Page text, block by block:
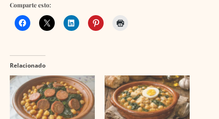
Comparte esto:
Relacionado